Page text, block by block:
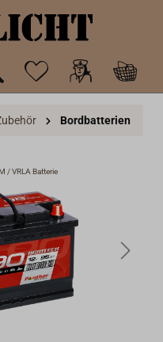
Bordbatterien
/ VRLA Batterie